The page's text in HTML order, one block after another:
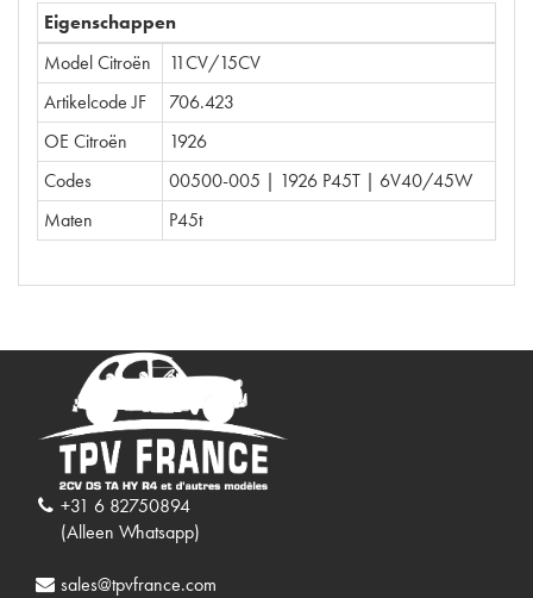
Eigenschappen
Model Citroën
11CV/15CV
Artikelcode JF
706.423
OE Citroën
1926
Codes
00500-005 | 1926 P45T | 6V40/45W
Maten
P45t
+31 6 82750894
(Alleen Whatsapp)
sales@tpvfrance.com